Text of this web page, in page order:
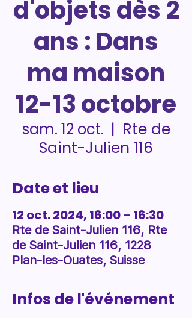
d'objets dès 2
ans : Dans
ma maison
12-13 octobre
sam. 12 oct.
  |
Rte de
Saint-Julien 116
Date et lieu
12 oct. 2024, 16:00 – 16:30
Rte de Saint-Julien 116, Rte
de Saint-Julien 116, 1228
Plan-les-Ouates, Suisse
Infos de l'événement